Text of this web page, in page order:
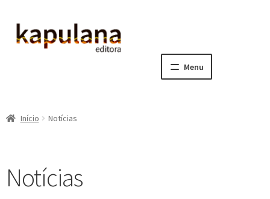
Pular
para
Pular
para
Menu
Início Notícias
Notícias